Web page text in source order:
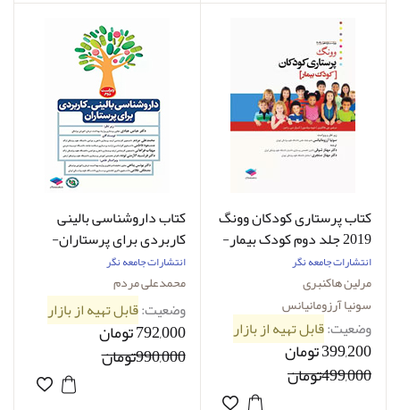
کتاب پرستاری کودکان وونگ
2019 جلد دوم کودک بیمار-
نویسنده مریلین جِی
هاکنبری-مترجم سونیا
آرزومانیانس
انتشارات جامعه نگر
مرلین هاکنبری
سونیا آرزومانیانس
وضعیت:قابل تهیه از بازار
399,200 تومان
499,000تومان
کتاب داروشناسی بالینی
کاربردی برای پرستاران-
نویسنده محمدعلی مردم
انتشارات جامعه نگر
محمدعلی مردم
وضعیت:قابل تهیه از بازار
792,000 تومان
990,000تومان